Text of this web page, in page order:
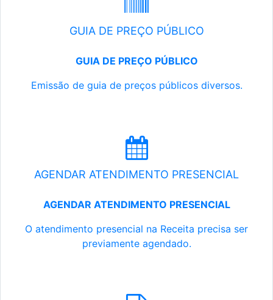
GUIA DE PREÇO PÚBLICO
GUIA DE PREÇO PÚBLICO
Emissão de guia de preços públicos diversos.
AGENDAR ATENDIMENTO PRESENCIAL
AGENDAR ATENDIMENTO PRESENCIAL
O atendimento presencial na Receita precisa ser
previamente agendado.